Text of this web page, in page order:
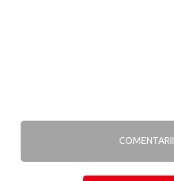
COMENTARII